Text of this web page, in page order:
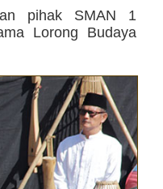
pihak SMAN 1
Lorong Budaya